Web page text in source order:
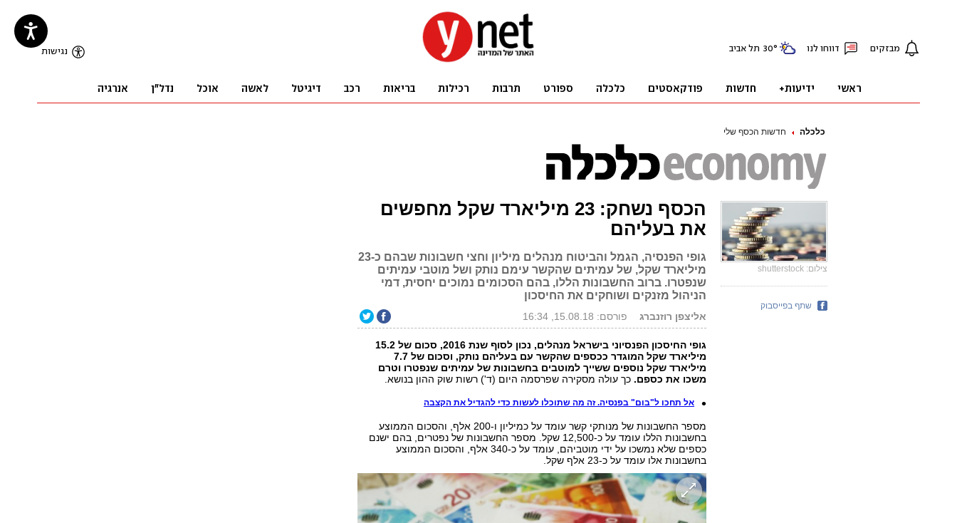
כלכלה חדשות הכסף שלי
הכסף נשחק: 23 מיליארד שקל מחפשים
את בעליהם
גופי הפנסיה, הגמל והביטוח מנהלים מיליון וחצי חשבונות שבהם כ-23
מיליארד שקל, של עמיתים שהקשר עימם נותק ושל מוטבי עמיתים
שנפטרו. ברוב החשבונות הללו, בהם הסכומים נמוכים יחסית, דמי
הניהול מזנקים ושוחקים את החיסכון
אליצפן רוזנברג פורסם: 15.08.18, 16:34
גופי החיסכון הפנסיוני בישראל מנהלים, נכון לסוף שנת 2016, סכום של 15.2
מיליארד שקל המוגדר ככספים שהקשר עם בעליהם נותק, וסכום של 7.7
מיליארד שקל נוספים ששייך למוטבים בחשבונות של עמיתים שנפטרו וטרם
משכו את כספם. כך עולה מסקירה שפרסמה היום (ד') רשות שוק ההון בנושא.
אל תחכו ל"בום" בפנסיה. זה מה שתוכלו לעשות כדי להגדיל את הקצבה
מספר החשבונות של מנותקי קשר עומד על כמיליון ו-200 אלף, והסכום הממוצע
בחשבונות הללו עומד על כ-12,500 שקל. מספר החשבונות של נפטרים, בהם ישנם
כספים שלא נמשכו על ידי מוטביהם, עומד על כ-340 אלף, והסכום הממוצע
בחשבונות אלו עומד על כ-23 אלף שקל.
צילום: shutterstock
שתף בפייסבוק